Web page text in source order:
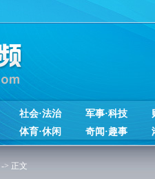
社会·法治 军事·科技
体育·休闲 奇闻·趣事
-> 正文